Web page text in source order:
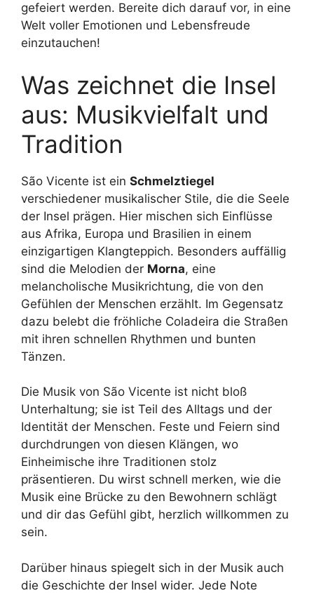
gefeiert werden. Bereite dich darauf vor, in eine
Welt voller Emotionen und Lebensfreude
einzutauchen!
Was zeichnet die Insel
aus: Musikvielfalt und
Tradition
São Vicente ist ein Schmelztiegel
verschiedener musikalischer Stile, die die Seele
der Insel prägen. Hier mischen sich Einflüsse
aus Afrika, Europa und Brasilien in einem
einzigartigen Klangteppich. Besonders auffällig
sind die Melodien der Morna, eine
melancholische Musikrichtung, die von den
Gefühlen der Menschen erzählt. Im Gegensatz
dazu belebt die fröhliche Coladeira die Straßen
mit ihren schnellen Rhythmen und bunten
Tänzen.
Die Musik von São Vicente ist nicht bloß
Unterhaltung; sie ist Teil des Alltags und der
Identität der Menschen. Feste und Feiern sind
durchdrungen von diesen Klängen, wo
Einheimische ihre Traditionen stolz
präsentieren. Du wirst schnell merken, wie die
Musik eine Brücke zu den Bewohnern schlägt
und dir das Gefühl gibt, herzlich willkommen zu
sein.
Darüber hinaus spiegelt sich in der Musik auch
die Geschichte der Insel wider. Jede Note